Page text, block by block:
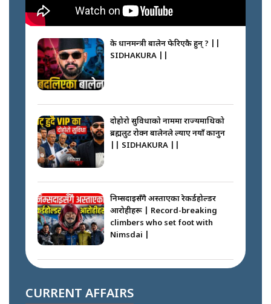
के प्रधानमन्त्री बालेन फेरिएकै हुन् ? ||
SIDHAKURA ||
दोहोरो सुविधाको नाममा राज्यमाथिको
ब्रह्मलुट रोक्न बालेनले ल्याए नयाँ कानुन
|| SIDHAKURA ||
निम्सदाइसँगै अस्ताएका रेकर्डहोल्डर
आरोहीहरू | Record-breaking
climbers who set foot with
Nimsdai |
अपराध श्रृङ्खला || SIDHAKURA ||
CURRENT AFFAIRS